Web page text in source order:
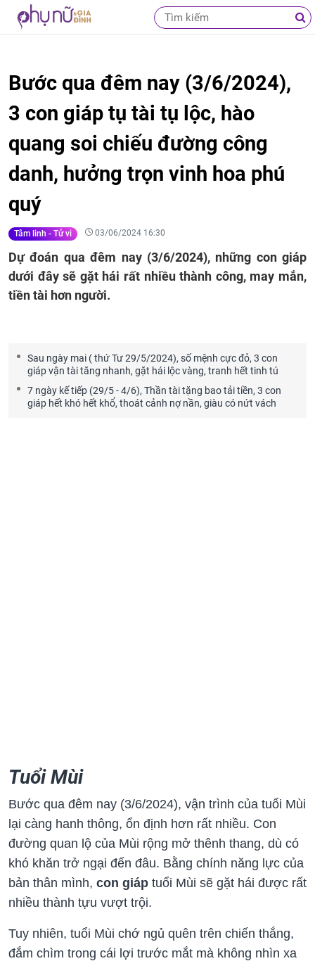
Bước qua đêm nay (3/6/2024),
3 con giáp tụ tài tụ lộc, hào
quang soi chiếu đường công
danh, hưởng trọn vinh hoa phú
quý
Tâm linh - Tử vi 03/06/2024 16:30
Dự đoán qua đêm nay (3/6/2024), những con giáp
dưới đây sẽ gặt hái rất nhiều thành công, may mắn,
tiền tài hơn người.
Sau ngày mai ( thứ Tư 29/5/2024), số mệnh cực đỏ, 3 con
giáp vận tài tăng nhanh, gặt hái lộc vàng, tranh hết tinh tú
7 ngày kế tiếp (29/5 - 4/6), Thần tài tặng bao tải tiền, 3 con
giáp hết khó hết khổ, thoát cảnh nợ nần, giàu có nứt vách
Tuổi Mùi
Bước qua đêm nay (3/6/2024), vận trình của tuổi Mùi
lại càng hanh thông, ổn định hơn rất nhiều. Con
đường quan lộ của Mùi rộng mở thênh thang, dù có
khó khăn trở ngại đến đâu. Bằng chính năng lực của
bản thân mình, con giáp tuổi Mùi sẽ gặt hái được rất
nhiều thành tựu vượt trội.
Tuy nhiên, tuổi Mùi chớ ngủ quên trên chiến thắng,
đắm chìm trong cái lợi trước mắt mà không nhìn xa